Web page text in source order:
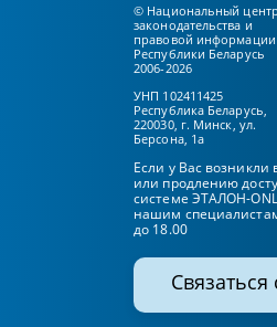
© Национальный центр
законодательства и
правовой информации
Республики Беларусь
2006-2026
УНП 102411425
Республика Беларусь,
220030, г. Минск, ул.
Берсона, 1а
Если у Вас возникли
или продлению
системе ЭТАЛОН-
нашим
до 18.00